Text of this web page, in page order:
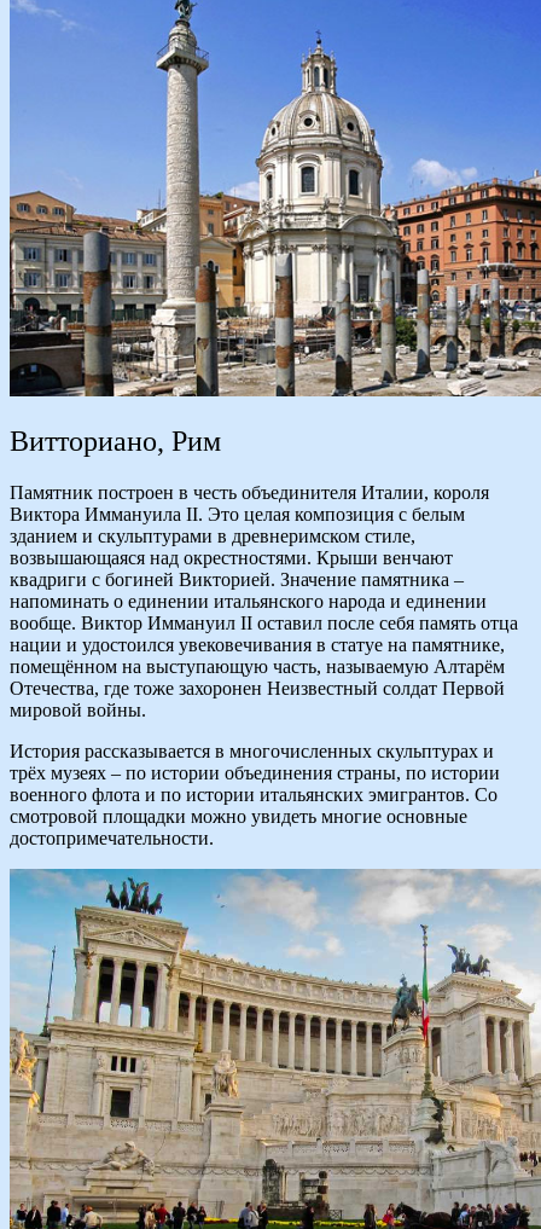
Витториано, Рим
Памятник построен в честь объединителя Италии, короля
Виктора Иммануила II. Это целая композиция с белым
зданием и скульптурами в древнеримском стиле,
возвышающаяся над окрестностями. Крыши венчают
квадриги с богиней Викторией. Значение памятника –
напоминать о единении итальянского народа и единении
вообще. Виктор Иммануил II оставил после себя память отца
нации и удостоился увековечивания в статуе на памятнике,
помещённом на выступающую часть, называемую Алтарём
Отечества, где тоже захоронен Неизвестный солдат Первой
мировой войны.
История рассказывается в многочисленных скульптурах и
трёх музеях – по истории объединения страны, по истории
военного флота и по истории итальянских эмигрантов. Со
смотровой площадки можно увидеть многие основные
достопримечательности.